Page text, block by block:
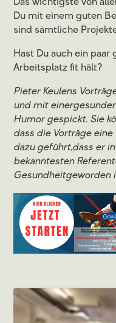
Das wichtigste von
Du mit einem guten
sind sämtliche
Hast Du auch ein
Arbeitsplatz fit hält?
Pieter Keulens
und mit
Humor gespickt. Sie
dass die Vorträge eine
dazu geführt,dass er
bekanntesten
Gesundheitgeworden